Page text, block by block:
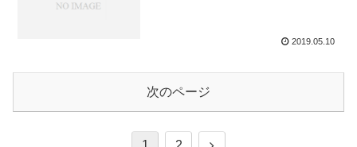
2019.05.10
次のページ
次